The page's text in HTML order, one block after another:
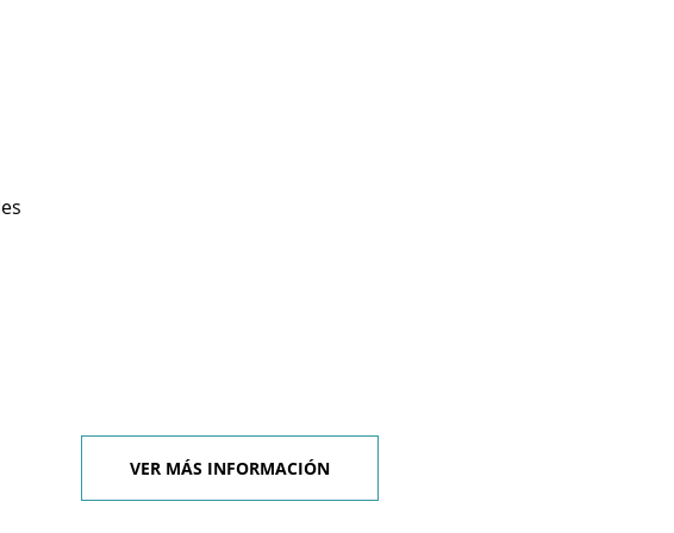
VER MÁS INFORMACIÓN